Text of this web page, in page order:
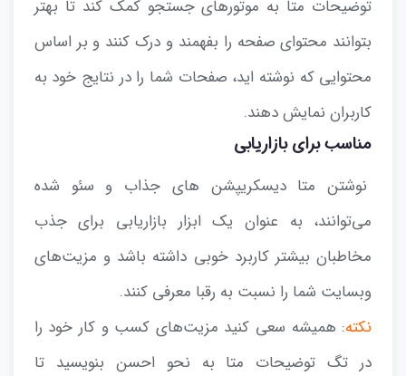
توضیحات متا به موتورهای جستجو کمک کند تا بهتر
بتوانند محتوای صفحه را بفهمند و درک کنند و بر اساس
محتوایی که نوشته اید، صفحات شما را در نتایج خود به
کاربران نمایش دهند.
مناسب برای بازاریابی
نوشتن متا دیسکریپشن‌ های جذاب و سئو شده
می‌توانند، به عنوان یک ابزار بازاریابی برای جذب
مخاطبان بیشتر کاربرد خوبی داشته باشد و مزیت‌های
وبسایت شما را نسبت به رقبا معرفی کنند.
نکته: همیشه سعی کنید مزیت‌های کسب و کار خود را
در تگ توضیحات متا به نحو احسن بنویسید تا